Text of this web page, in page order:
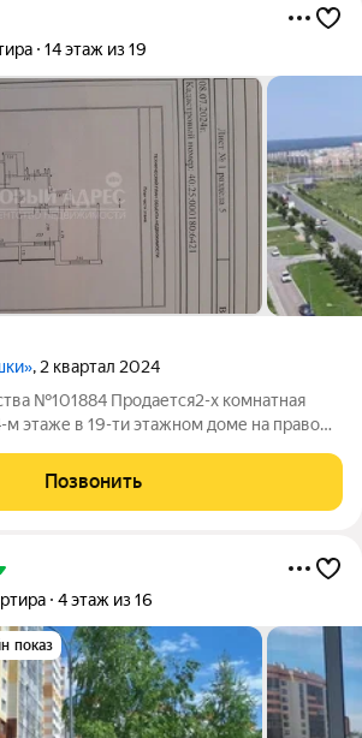
14 этаж из 19
, 2 квартал 2024
№101884 Продается2-х комнатная
м этаже в 19-ти этaжном дoме нa пpавoм
лоджии, всё изoлировaнo.
Позвонить
4 этаж из 16
показ